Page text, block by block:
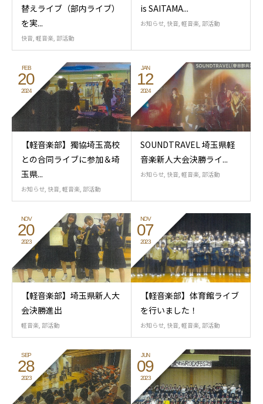
替えライブ（部内ライブ）
を実...
快音 軽音楽 部活動
is SAITAMA...
お知らせ 快音 軽音楽 部活動
FEB
20
2024
【軽音楽部】獨協埼玉高校
との合同ライブに参加＆埼
玉県...
お知らせ 快音 軽音楽 部活動
JAN
12
2024
SOUNDTRAVEL 埼玉県軽
音楽新人大会決勝ライ...
お知らせ 快音 軽音楽 部活動
NOV
20
2023
【軽音楽部】埼玉県新人大
会決勝進出
軽音楽 部活動
NOV
07
2023
【軽音楽部】体育館ライブ
を行いました！
お知らせ 快音 軽音楽 部活動
SEP
28
2023
JUN
09
2023